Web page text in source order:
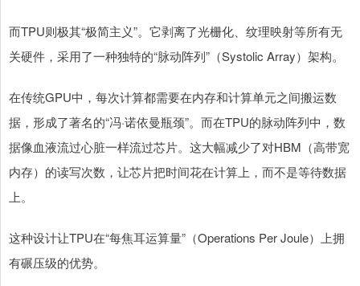
而TPU则极其“极简主义”。它剥离了光栅化、纹理映射等所有无
关硬件，采用了一种独特的“脉动阵列”（Systolic Array）架构。
在传统GPU中，每次计算都需要在内存和计算单元之间搬运数
据，形成了著名的“冯·诺依曼瓶颈”。而在TPU的脉动阵列中，数
据像血液流过心脏一样流过芯片。这大幅减少了对HBM（高带宽
内存）的读写次数，让芯片把时间花在计算上，而不是等待数据
上。
这种设计让TPU在“每焦耳运算量”（Operations Per Joule）上拥
有碾压级的优势。